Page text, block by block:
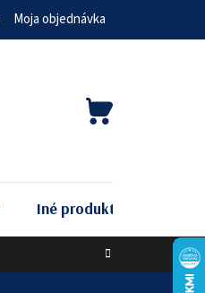
Moja objednávka
NÁKUPNÝ
KOŠÍK
Iné produkty